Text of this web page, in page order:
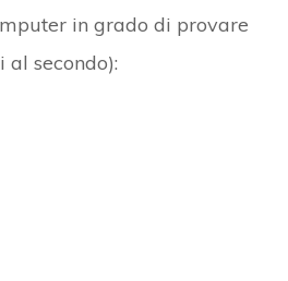
in grado di provare
secondo):